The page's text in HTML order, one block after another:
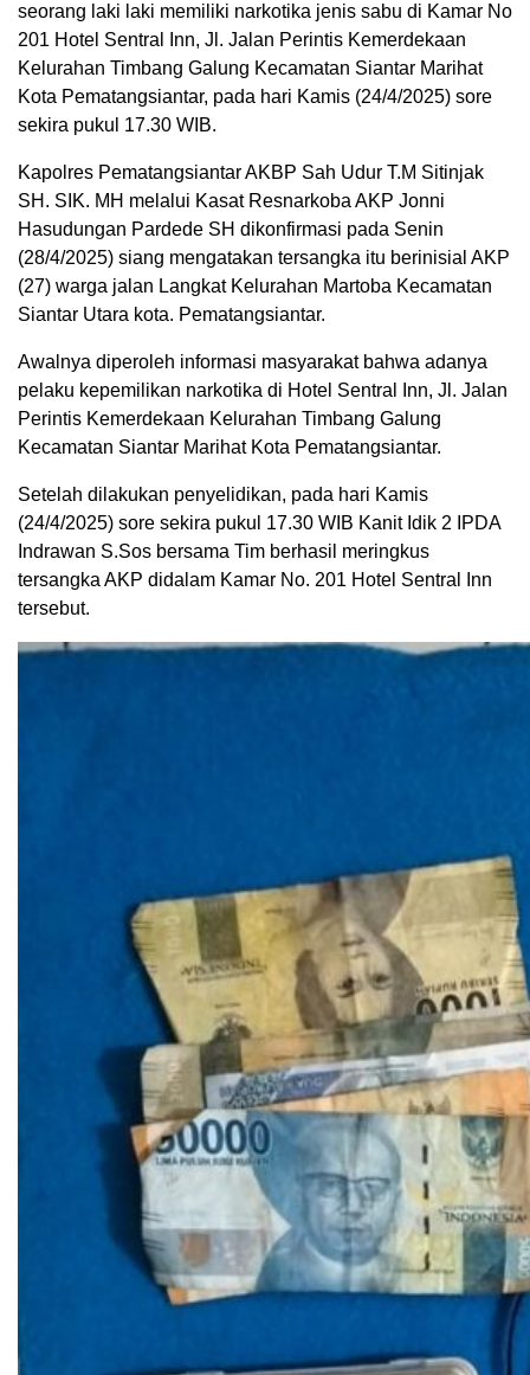
seorang laki laki memiliki narkotika jenis sabu di Kamar No
201 Hotel Sentral Inn, Jl. Jalan Perintis Kemerdekaan
Kelurahan Timbang Galung Kecamatan Siantar Marihat
Kota Pematangsiantar, pada hari Kamis (24/4/2025) sore
sekira pukul 17.30 WIB.
Kapolres Pematangsiantar AKBP Sah Udur T.M Sitinjak
SH. SIK. MH melalui Kasat Resnarkoba AKP Jonni
Hasudungan Pardede SH dikonfirmasi pada Senin
(28/4/2025) siang mengatakan tersangka itu berinisial AKP
(27) warga jalan Langkat Kelurahan Martoba Kecamatan
Siantar Utara kota. Pematangsiantar.
Awalnya diperoleh informasi masyarakat bahwa adanya
pelaku kepemilikan narkotika di Hotel Sentral Inn, Jl. Jalan
Perintis Kemerdekaan Kelurahan Timbang Galung
Kecamatan Siantar Marihat Kota Pematangsiantar.
Setelah dilakukan penyelidikan, pada hari Kamis
(24/4/2025) sore sekira pukul 17.30 WIB Kanit Idik 2 IPDA
Indrawan S.Sos bersama Tim berhasil meringkus
tersangka AKP didalam Kamar No. 201 Hotel Sentral Inn
tersebut.